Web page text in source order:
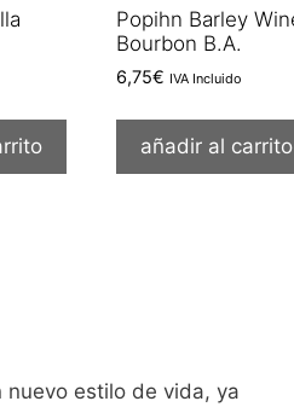
Popihn Barley
Bourbon B.A.
6,75€ IVA Incluido
añadir al carrito
nuevo estilo de vida, ya